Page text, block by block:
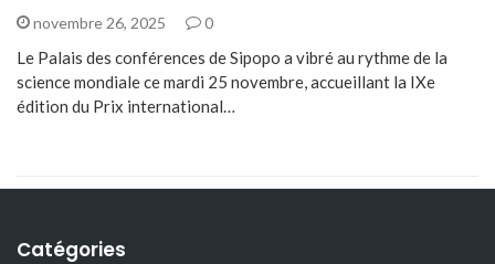
novembre 26, 2025 0
Le Palais des conférences de Sipopo a vibré au rythme de la
science mondiale ce mardi 25 novembre, accueillant la IXe
édition du Prix international…
Catégories